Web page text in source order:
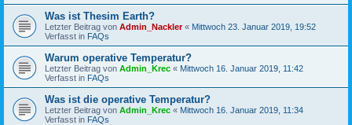
Was ist Thesim Earth?
Letzter Beitrag von Admin_Nackler« Mittwoch 23. Januar 2019, 19:52
Verfasst in FAQs
Warum operative Temperatur?
Letzter Beitrag von Admin_Krec « Mittwoch 16. Januar 2019, 11:42
Verfasst in FAQs
Was ist die operative Temperatur?
Letzter Beitrag von Admin_Krec « Mittwoch 16. Januar 2019, 11:34
Verfasst in FAQs